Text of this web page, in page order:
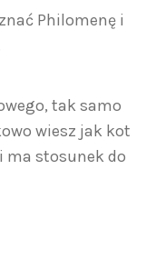
Philomenę i
tak samo
wiesz jak kot
ma stosunek do